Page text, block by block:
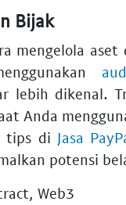
Bijak
mengelola
lebih dikenal.
Anda
tips di Jasa
potensi
Web3